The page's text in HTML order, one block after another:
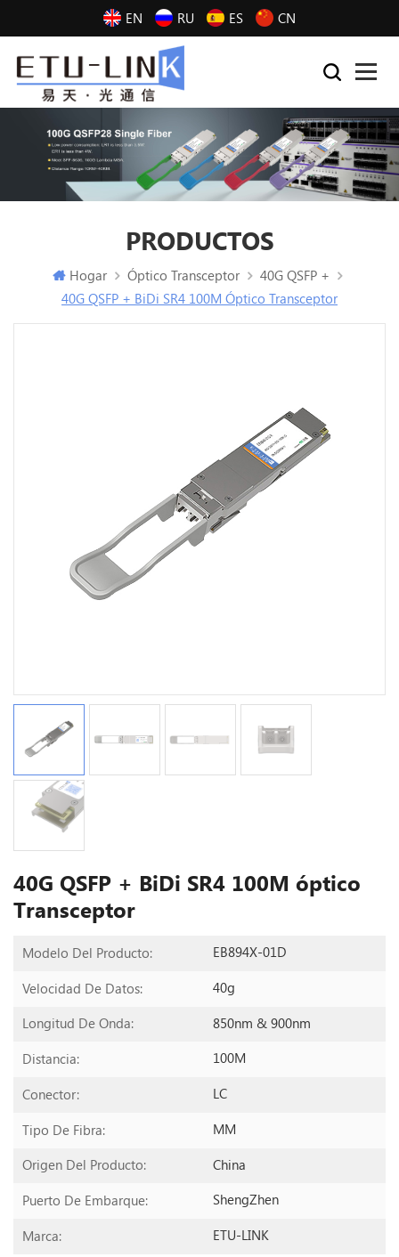
EN RU ES CN
PRODUCTOS
Hogar Óptico Transceptor
40G QSFP +
40G QSFP + BiDi SR4 100M Óptico Transceptor
40G QSFP + BiDi SR4 100M óptico
Transceptor
Modelo Del Producto: EB894X-01D
Velocidad De Datos: 40g
Longitud De Onda: 850nm & 900nm
Distancia: 100M
Conector: LC
Tipo De Fibra: MM
Origen Del Producto: China
Puerto De Embarque: ShengZhen
Marca: ETU-LINK